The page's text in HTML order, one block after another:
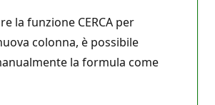
la funzione CERCA per
colonna, è possibile
la formula come